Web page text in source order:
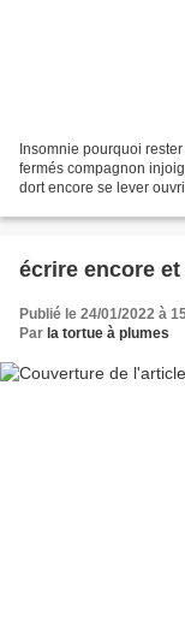
Insomnie pourquoi
fermés compagnon
dort encore se lever
écrire encore
Publié le 24/01/2022 à
Par la tortue à plumes